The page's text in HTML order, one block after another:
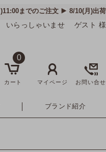
いらっしゃいませ ゲスト 様
0
カート マイページ お問い合せ
ブランド紹介